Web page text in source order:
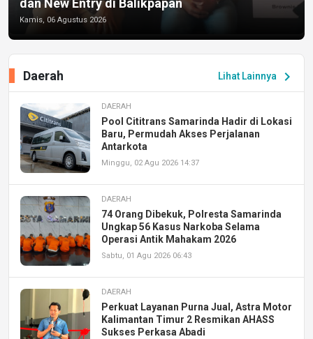
dan New Entry di Balikpapan
Kamis, 06 Agustus 2026
Lihat Lainnya chevron_right
Daerah
DAERAH
Pool Cititrans Samarinda Hadir di Lokasi
Baru, Permudah Akses Perjalanan
Antarkota
Minggu, 02 Agu 2026 14:37
DAERAH
74 Orang Dibekuk, Polresta Samarinda
Ungkap 56 Kasus Narkoba Selama
Operasi Antik Mahakam 2026
Sabtu, 01 Agu 2026 06:43
DAERAH
Perkuat Layanan Purna Jual, Astra Motor
Kalimantan Timur 2 Resmikan AHASS
Sukses Perkasa Abadi